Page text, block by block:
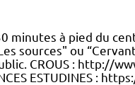
minutes à pied du
sources" ou
CROUS : http://
ESTUDINES :